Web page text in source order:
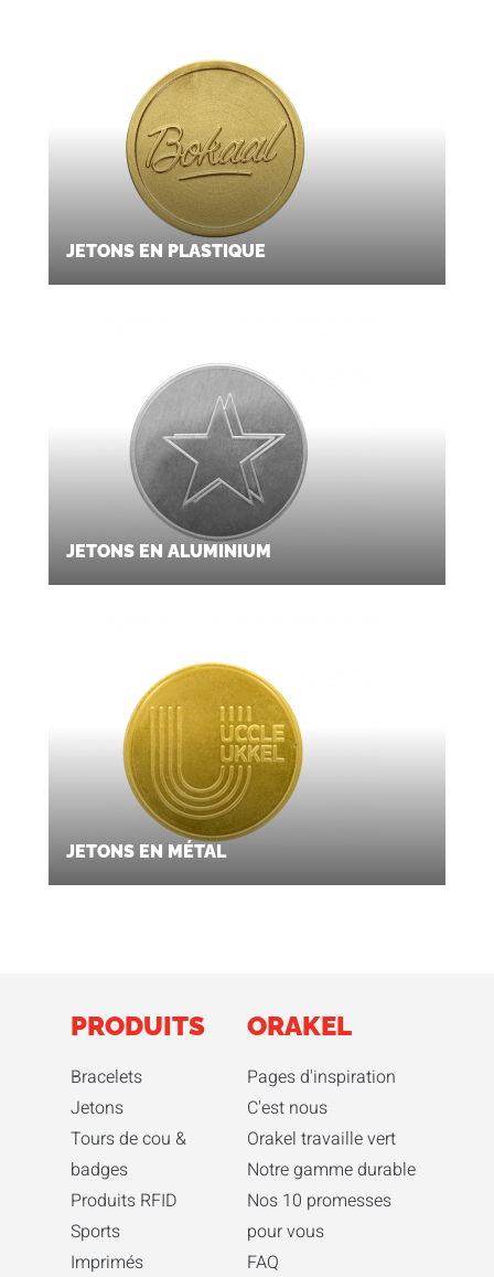
JETONS EN PLASTIQUE
JETONS EN ALUMINIUM
JETONS EN MÉTAL
PRODUITS
Bracelets
Jetons
Tours de cou &
badges
Produits RFID
Sports
Imprimés
ORAKEL
Pages d'inspiration
C'est nous
Orakel travaille vert
Notre gamme durable
Nos 10 promesses
pour vous
FAQ